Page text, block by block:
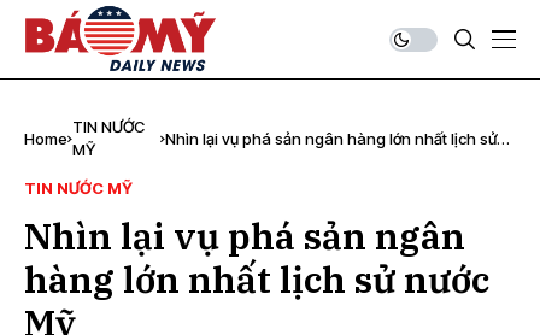
Home
TIN NƯỚC
MỸ
Nhìn lại vụ phá sản ngân hàng lớn nhất lịch sử
TIN NƯỚC MỸ
Nhìn lại vụ phá sản ngân
hàng lớn nhất lịch sử nước
Mỹ